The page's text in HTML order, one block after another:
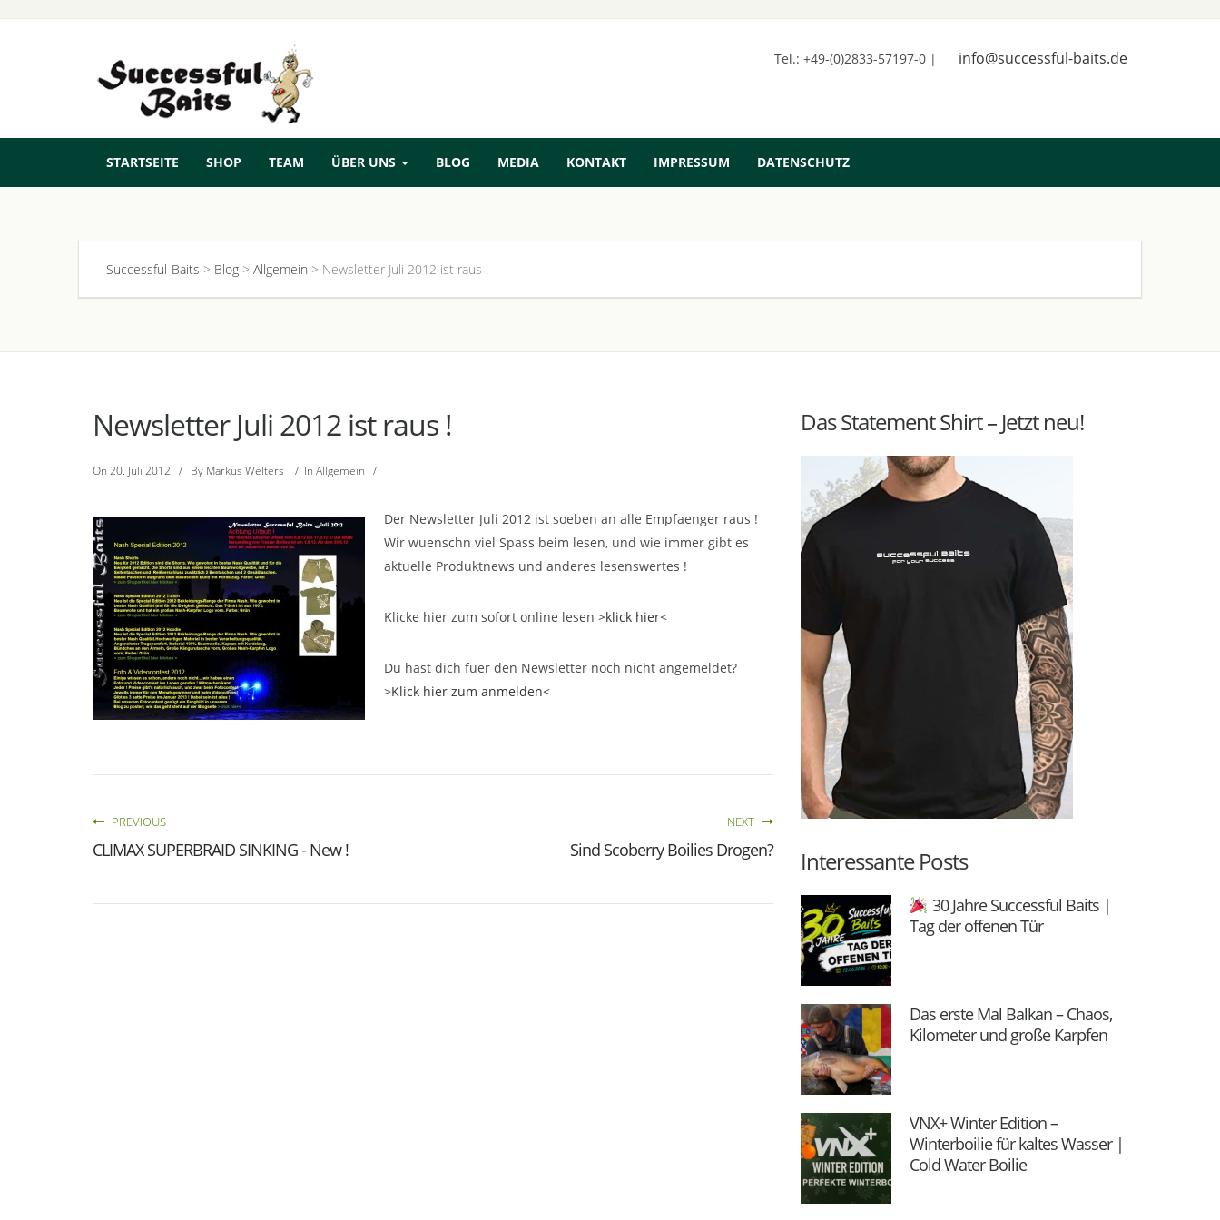
Tel.: +49-(0)2833-57197-0 | info@successful-baits.de
STARTSEITE SHOP TEAM ÜBER UNS BLOG MEDIA KONTAKT IMPRESSUM DATENSCHUTZ
Successful-Baits > Blog > Allgemein > Newsletter Juli 2012 ist raus !
Newsletter Juli 2012 ist raus !
On 20. Juli 2012 / By Markus Welters / In Allgemein /
Der Newsletter Juli 2012 ist soeben an alle Empfaenger raus !
Wir wuenschn viel Spass beim lesen, und wie immer gibt es
aktuelle Produktnews und anderes lesenswertes !
Klicke hier zum sofort online lesen >klick hier<
Du hast dich fuer den Newsletter noch nicht angemeldet?
>Klick hier zum anmelden<
PREVIOUS
CLIMAX SUPERBRAID SINKING - New !
NEXT
Sind Scoberry Boilies Drogen?
Das Statement Shirt – Jetzt neu!
Interessante Posts
30 Jahre Successful Baits |
Tag der offenen Tür
Das erste Mal Balkan – Chaos,
Kilometer und große Karpfen
VNX+ Winter Edition –
Winterboilie für kaltes Wasser |
Cold Water Boilie